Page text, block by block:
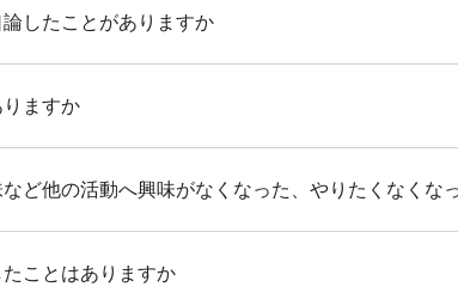
したことがありますか
ますか
ど他の活動へ興味がなくなった、やりたくなくな
ことはありますか